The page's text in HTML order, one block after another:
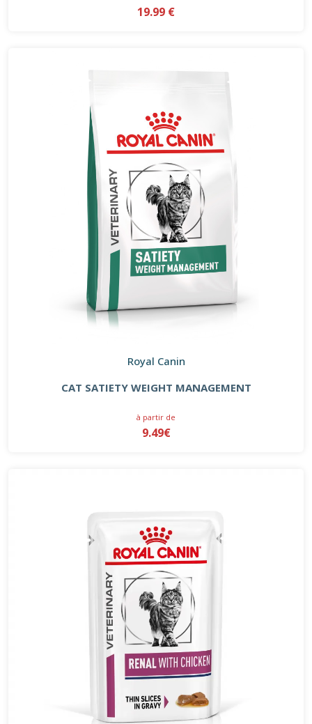
19.99 €
Royal Canin
CAT SATIETY WEIGHT MANAGEMENT
à partir de
9.49€